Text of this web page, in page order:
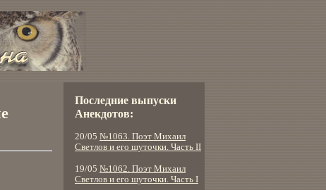
Последние выпуски
Анекдотов:
20/05 №1063. Поэт Михаил
Светлов и его шуточки. Часть II
19/05 №1062. Поэт Михаил
Светлов и его шуточки. Часть I